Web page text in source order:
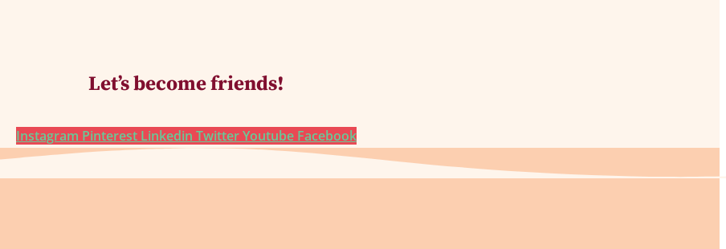
Let’s become friends!
Instagram Pinterest Linkedin TwitterYoutube Facebook